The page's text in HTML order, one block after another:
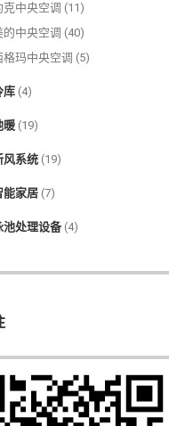
克中央空调 (11)
的中央空调 (40)
格玛中央空调 (5)
库 (4)
暖 (19)
风系统 (19)
能家居 (7)
池处理设备 (4)